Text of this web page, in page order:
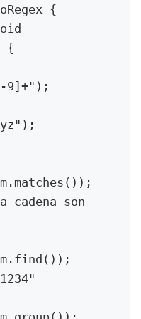
{
{
9]+");
son